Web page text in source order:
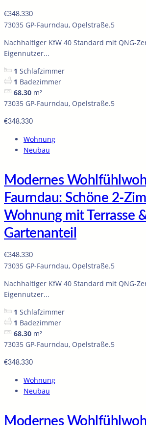
€348.330
73035 GP-Faurndau, Opelstraße.5
Nachhaltiger KfW 40 Standard mit QNG-
Eigennutzer...
1 Schlafzimmer
1 Badezimmer
68.30 m²
73035 GP-Faurndau, Opelstraße.5
€348.330
Wohnung
Neubau
Modernes
Faurndau: Schöne 2-
Wohnung mit Terrasse
Gartenanteil
€348.330
73035 GP-Faurndau, Opelstraße.5
Nachhaltiger KfW 40 Standard mit QNG-
Eigennutzer...
1 Schlafzimmer
1 Badezimmer
68.30 m²
73035 GP-Faurndau, Opelstraße.5
€348.330
Wohnung
Neubau
Modernes